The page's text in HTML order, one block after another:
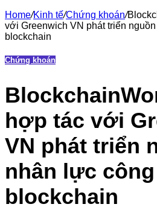
Home/Kinh tế/Chứng khoán/
với Greenwich VN phát triển
blockchain
Chứng khoán
hợp tác với
VN phát triển
nhân lực
blockchain